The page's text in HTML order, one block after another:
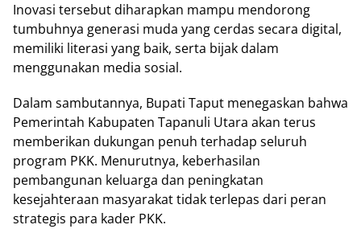
Inovasi tersebut diharapkan mampu mendorong
tumbuhnya generasi muda yang cerdas secara digital,
memiliki literasi yang baik, serta bijak dalam
menggunakan media sosial.
Dalam sambutannya, Bupati Taput menegaskan bahwa
Pemerintah Kabupaten Tapanuli Utara akan terus
memberikan dukungan penuh terhadap seluruh
program PKK. Menurutnya, keberhasilan
pembangunan keluarga dan peningkatan
kesejahteraan masyarakat tidak terlepas dari peran
strategis para kader PKK.